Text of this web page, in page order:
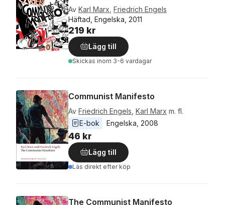
Av Karl Marx Friedrich Engels
Häftad, Engelska, 2011
219 kr
Lägg till
Skickas inom 3-6 vardagar
Communist Manifesto
Av Friedrich Engels Karl Marx m. fl.
E-bok
Engelska 2008
46 kr
Lägg till
Läs direkt efter köp
The Communist Manifesto